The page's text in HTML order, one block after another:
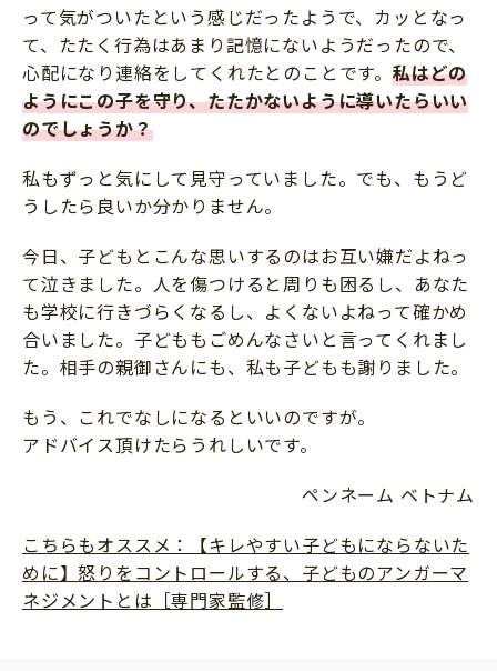
って気がついたという感じだったようで、カッとなっ
て、たたく行為はあまり記憶にないようだったので、
心配になり連絡をしてくれたとのことです。 私はどの
ようにこの子を守り、たたかないように導いたらいい
のでしょうか？
私もずっと気にして見守っていました。でも、もうど
うしたら良いか分かりません。
今日、子どもとこんな思いするのはお互い嫌だよねっ
て泣きました。人を傷つけると周りも困るし、あなた
も学校に行きづらくなるし、よくないよねって確かめ
合いました。子どももごめんなさいと言ってくれまし
た。相手の親御さんにも、私も子どもも謝りました。
もう、これでなしになるといいのですが。
アドバイス頂けたらうれしいです。
ペンネーム ベトナム
こちらもオススメ：【キレやすい子どもにならないた
めに】怒りをコントロールする、子どものアンガーマ
ネジメントとは［専門家監修］